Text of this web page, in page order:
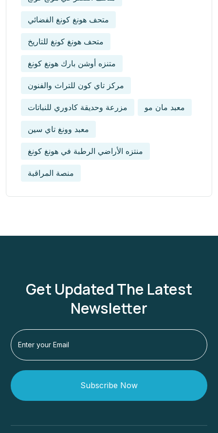
متحف هونغ كونغ الفضائي
متحف هونغ كونغ للتاريخ
متنزه أوشن بارك هونغ كونغ
مركز تاي كون للتراث والفنون
مزرعة وحديقة كادوري للنباتات معبد مان مو
معبد وونغ تاي سين
منتزه الأراضي الرطبة في هونغ كونغ
منصة المراقبة
Get Updated The Latest
Newsletter
Subscribe Now